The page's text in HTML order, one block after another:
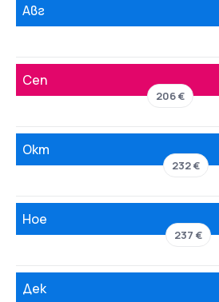
Авг
Сеп
206 €
Окт
232 €
Ное
237 €
Дек